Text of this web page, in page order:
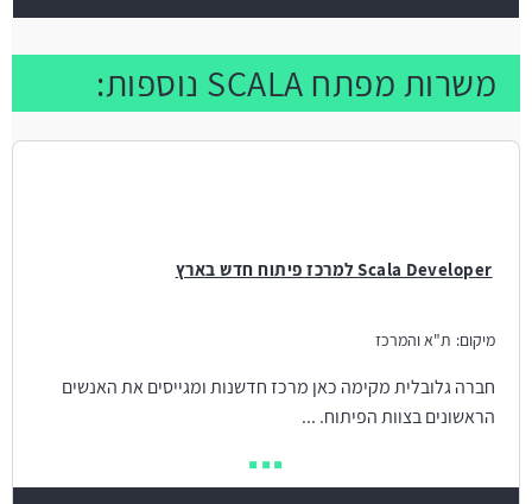
משרות מפתח SCALA נוספות:
Scala Developer למרכז פיתוח חדש בארץ
מיקום: ת"א והמרכז
חברה גלובלית מקימה כאן מרכז חדשנות ומגייסים את האנשים
הראשונים בצוות הפיתוח. ...